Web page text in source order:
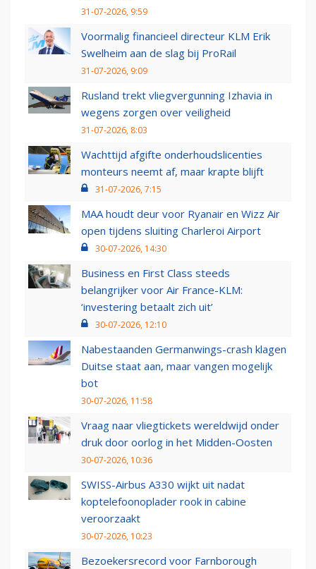
31-07-2026, 9:59
Voormalig financieel directeur KLM Erik
Swelheim aan de slag bij ProRail
31-07-2026, 9:09
Rusland trekt vliegvergunning Izhavia in
wegens zorgen over veiligheid
31-07-2026, 8:03
Wachttijd afgifte onderhoudslicenties
monteurs neemt af, maar krapte blijft
31-07-2026, 7:15
MAA houdt deur voor Ryanair en Wizz Air
open tijdens sluiting Charleroi Airport
30-07-2026, 14:30
Business en First Class steeds
belangrijker voor Air France-KLM:
‘investering betaalt zich uit’
30-07-2026, 12:10
Nabestaanden Germanwings-crash klagen
Duitse staat aan, maar vangen mogelijk
bot
30-07-2026, 11:58
Vraag naar vliegtickets wereldwijd onder
druk door oorlog in het Midden-Oosten
30-07-2026, 10:36
SWISS-Airbus A330 wijkt uit nadat
koptelefoonoplader rook in cabine
veroorzaakt
30-07-2026, 10:23
Bezoekersrecord voor Farnborough